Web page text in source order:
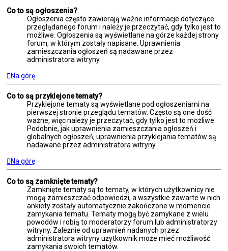
Co to są ogłoszenia?
Ogłoszenia często zawierają ważne informacje dotyczące
przeglądanego forum i należy je przeczytać, gdy tylko jest to
możliwe. Ogłoszenia są wyświetlane na górze każdej strony
forum, w którym zostały napisane. Uprawnienia
zamieszczania ogłoszeń są nadawane przez
administratora witryny.
Na górę
Co to są przyklejone tematy?
Przyklejone tematy są wyświetlane pod ogłoszeniami na
pierwszej stronie przeglądu tematów. Często są one dość
ważne, więc należy je przeczytać, gdy tylko jest to możliwe.
Podobnie, jak uprawnienia zamieszczania ogłoszeń i
globalnych ogłoszeń, uprawnienia przyklejania tematów są
nadawane przez administratora witryny.
Na górę
Co to są zamknięte tematy?
Zamknięte tematy są to tematy, w których użytkownicy nie
mogą zamieszczać odpowiedzi, a wszystkie zawarte w nich
ankiety zostały automatycznie zakończone w momencie
zamykania tematu. Tematy mogą być zamykane z wielu
powodów i robią to moderatorzy forum lub administratorzy
witryny. Zależnie od uprawnień nadanych przez
administratora witryny użytkownik może mieć możliwość
zamykania swoich tematów.